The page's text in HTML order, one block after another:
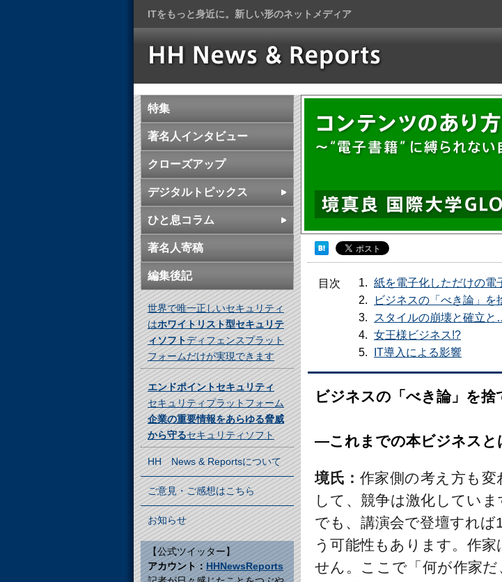
ITをもっと身近に。新しい形のネットメディア
特集
著名人インタビュー
クローズアップ
デジタルトピックス
ひと息コラム
著名人寄稿
編集後記
世界で唯一正しいセキュリティ
はホワイトリスト型セキュリテ
ィソフトディフェンスプラット
フォームだけが実現できます
エンドポイントセキュリティ
セキュリティプラットフォーム
企業の重要情報をあらゆる脅威
から守るセキュリティソフト
HH News & Reportsについて
ご意見・ご感想はこちら
お知らせ
【公式ツイッター】
アカウント： HHNewsReports
目次
紙を電子化しただけの電
ビジネスの「べき論」を
スタイルの崩壊と確立と
女王様ビジネス!?
IT導入による影響
ビジネスの「べき論」を捨
―これまでの本ビジネスと
境氏： 作家側の考え方も
して、競争は激化してい
でも、講演会で登壇すれ
う可能性もあります。作
せん。ここで「何が作家